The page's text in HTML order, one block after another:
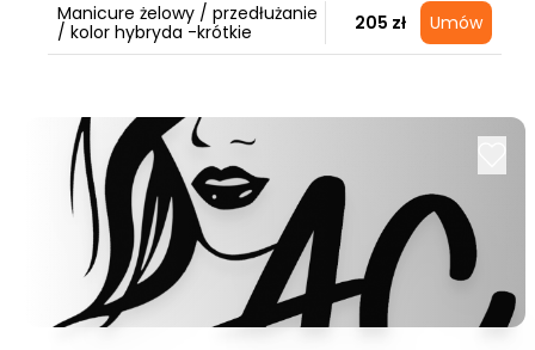
Manicure żelowy / przedłużanie
/ kolor hybryda -krótkie
205 zł Umów